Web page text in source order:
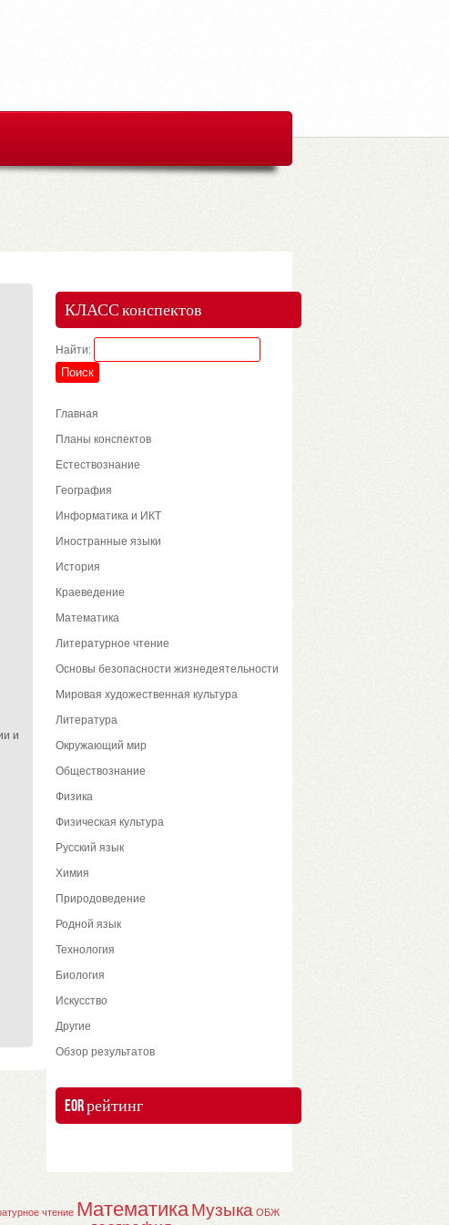
и
КЛАСС конспектов
Найти:
Главная
Планы конспектов
Естествознание
География
Информатика и ИКТ
Иностранные языки
История
Краеведение
Математика
Литературное чтение
Основы безопасности жизнедеятельности
Мировая художественная культура
Литература
Окружающий мир
Обществознание
Физика
Физическая культура
Русский язык
Химия
Природоведение
Родной язык
Технология
Биология
Искусство
Другие
Обзор результатов
EOR рейтинг
чтение МатематикаМузыка ОБЖ